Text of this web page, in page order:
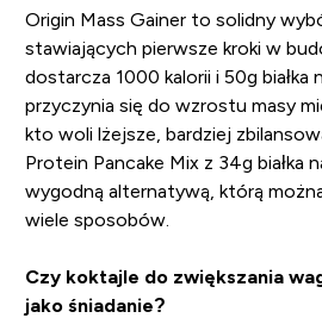
Origin Mass Gainer to solidny
stawiających pierwsze kroki w
dostarcza 1000 kalorii i 50g białka
przyczynia się do wzrostu masy
kto woli lżejsze, bardziej
Protein Pancake Mix z 34g białka
wygodną alternatywą, którą
wiele sposobów.
Czy koktajle do zwiększania
jako śniadanie?